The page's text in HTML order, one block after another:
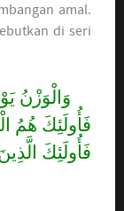
amal.
di seri
وَالْوَزْنُ
فَأُولَئِكَ